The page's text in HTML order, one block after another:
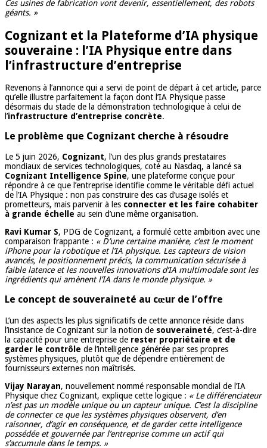
Ces usines de fabrication vont devenir, essentiellement, des robots
géants. »
Cognizant et la Plateforme d’IA physique
souveraine : l’IA Physique entre dans
l’infrastructure d’entreprise
Revenons à l’annonce qui a servi de point de départ à cet article, parce
qu’elle illustre parfaitement la façon dont l’IA Physique passe
désormais du stade de la démonstration technologique à celui de
l’infrastructure d’entreprise concrète.
Le problème que Cognizant cherche à résoudre
Le 5 juin 2026, Cognizant, l’un des plus grands prestataires
mondiaux de services technologiques, coté au Nasdaq, a lancé sa
Cognizant Intelligence Spine, une plateforme conçue pour
répondre à ce que l’entreprise identifie comme le véritable défi actuel
de l’IA Physique : non pas construire des cas d’usage isolés et
prometteurs, mais parvenir à les connecter et les faire cohabiter
à grande échelle au sein d’une même organisation.
Ravi Kumar S, PDG de Cognizant, a formulé cette ambition avec une
comparaison frappante : « D’une certaine manière, c’est le moment
iPhone pour la robotique et l’IA physique. Les capteurs de vision
avancés, le positionnement précis, la communication sécurisée à
faible latence et les nouvelles innovations d’IA multimodale sont les
ingrédients qui amènent l’IA dans le monde physique. »
Le concept de souveraineté au cœur de l’offre
L’un des aspects les plus significatifs de cette annonce réside dans
l’insistance de Cognizant sur la notion de souveraineté, c’est-à-dire
la capacité pour une entreprise de rester propriétaire et de
garder le contrôle de l’intelligence générée par ses propres
systèmes physiques, plutôt que de dépendre entièrement de
fournisseurs externes non maîtrisés.
Vijay Narayan, nouvellement nommé responsable mondial de l’IA
Physique chez Cognizant, explique cette logique : « Le différenciateur
n’est pas un modèle unique ou un capteur unique. C’est la discipline
de connecter ce que les systèmes physiques observent, d’en
raisonner, d’agir en conséquence, et de garder cette intelligence
possédée et gouvernée par l’entreprise comme un actif qui
s’accumule dans le temps. »